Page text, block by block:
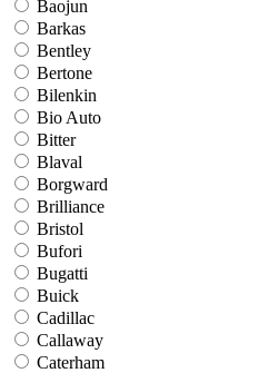
Baojun
Barkas
Bentley
Bertone
Bilenkin
Bio Auto
Bitter
Blaval
Borgward
Brilliance
Bristol
Bufori
Bugatti
Buick
Cadillac
Callaway
Caterham